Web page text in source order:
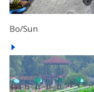
Bo/Sun